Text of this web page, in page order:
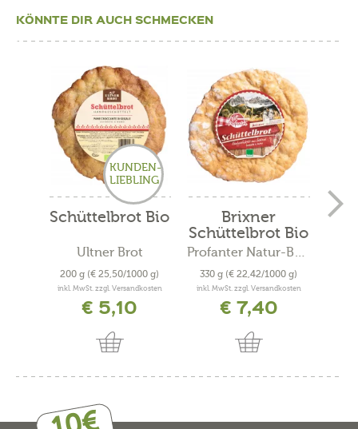
KÖNNTE DIR AUCH SCHMECKEN
KUNDEN-
LIEBLING
Schüttelbrot Bio
Ultner Brot
200 g (€ 25,50/1000 g)
inkl. MwSt. zzgl. Versandkosten
€ 5,10
Brixner
Schüttelbrot Bio
Profanter Natur-Backstube
330 g (€ 22,42/1000 g)
inkl. MwSt. zzgl. Versandkosten
€ 7,40